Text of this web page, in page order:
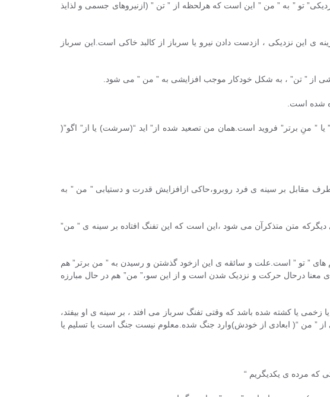
تو ” به ” من ” این است که هرلحظه از ” تن ” (ازنیروهای جسمی و لذایذ
این نزدیکی ، ازدست دادن نیرو یا سرباز از کالبد خاکی است.این سرباز
از ” تن” ، به شکل خودکار موجب افزایشی به ” من ” می شود.
شده است.
” منِ برتر” فروید است.همان من تصعید شده از” اید “(سرشت) یا از” اگو”(
مقابل بر سینه ی فرد روبرو،حاکی ازافزایش قدرت و دستیابی ” من ” به
متن متذکرآن می شود ،این است که این تفنگ افتاده بر سینه ی ” من”
” تو ” است.علت و سائقه ی این ازخود گذشتن و رسیدن به ” من برتر” هم
درحال حرکت و نزدیک شدن است و از این سو،” من” هم در حال مبارزه
زخمی یا کشته شده باشد که وقتی تفنگ سرباز می افتد ، بر سینه ی او بیفتد،
” من “( ابعادی از خودش)وارد جنگ شده.معلوم نیست جنگ است یا تسلیم یا
که مرده ی یکدیگریم “